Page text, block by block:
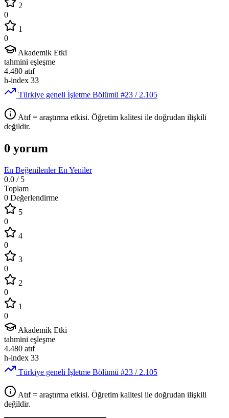
2
0
1
0
Akademik Etki
tahmini eşleşme
4.480 atıf
h-index 33
Türkiye geneli İşletme Bölümü #23 / 2.105
Atıf = araştırma etkisi. Öğretim kalitesi ile doğrudan ilişkili
değildir.
0 yorum
En BeğenilenlerEn Yeniler
0.0 / 5
Toplam
0 Değerlendirme
5
0
4
0
3
0
2
0
1
0
Akademik Etki
tahmini eşleşme
4.480 atıf
h-index 33
Türkiye geneli İşletme Bölümü #23 / 2.105
Atıf = araştırma etkisi. Öğretim kalitesi ile doğrudan ilişkili
değildir.